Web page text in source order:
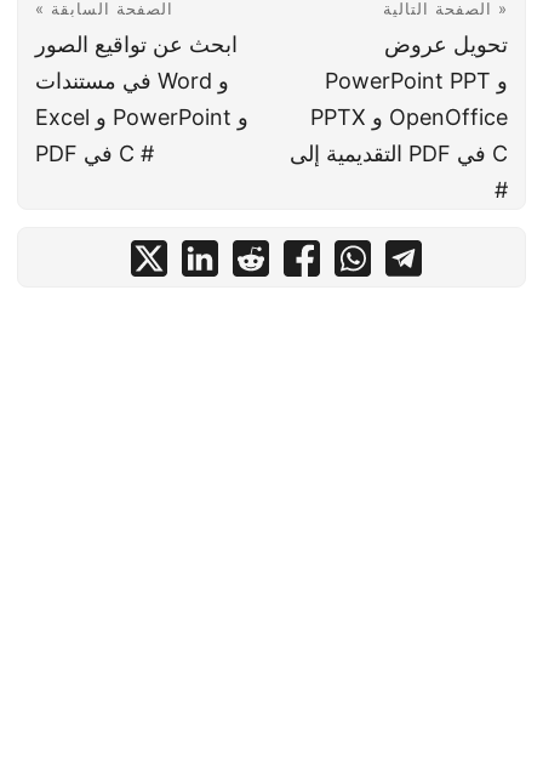
« الصفحة السابقة
ابحث عن تواقيع الصور
في مستندات Word و
Excel و PowerPoint و
PDF في C #
الصفحة التالية »
تحويل عروض
PowerPoint PPT و
PPTX و OpenOffice
التقديمية إلى PDF في C
#